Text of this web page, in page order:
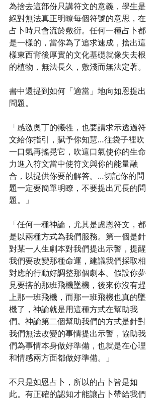
為捨去這部份只講符文的意義，學生是
絕對無法真正明瞭每個符號的意思，在
占卜時只會流於敷衍。任何一種占卜都
是一樣的，當你為了追求速成，捨出這
樣東西背後厚實的文化基礎就像失去根
的植物，無法長久，敷淺而無法定著。
書中還提到如何「適當」地向如恩提出
問題。
「感激奧丁的犧牲，也要請求示透過符
文給你指引，賦予你知慧…往袋子裡吹
一口氣再搖晃它，吹這口氣使你的生命
力進入符文當中使符文與你的能量融
合，以提供你要的解答。…切記你的問
題一定要簡單明瞭，不要提出冗長的問
題。」
「任何一種神論，尤其是慮恩符文，都
是以兩種方式為我們服務。第一個是針
對某一人生劇本對我們提出示警，提醒
我們要改變那種命運，建議我們採取相
對應的行動好調整那個劇本。假設你夢
見要搭的那班飛機墜機，後來你沒有趕
上那一班飛機，而那一班飛機也真的墜
機了，神諭就是用這種方式在幫助我
們。神諭第二個幫助我們的方式是針對
我們無法改變的事情提出示警，協助我
們為事情本身做好準備，也就是在心理
和情感兩方面都做好準備。」
不只是如恩占卜，所以的占卜皆是如
此。有正確的認知才能讓占卜帶給我們